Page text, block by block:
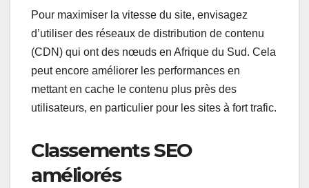
Pour maximiser la vitesse du site, envisagez
d’utiliser des réseaux de distribution de contenu
(CDN) qui ont des nœuds en Afrique du Sud. Cela
peut encore améliorer les performances en
mettant en cache le contenu plus près des
utilisateurs, en particulier pour les sites à fort trafic.
Classements SEO
améliorés